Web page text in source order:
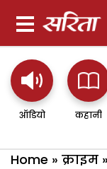
ऑडियो कहानी
Home » क्राइम »